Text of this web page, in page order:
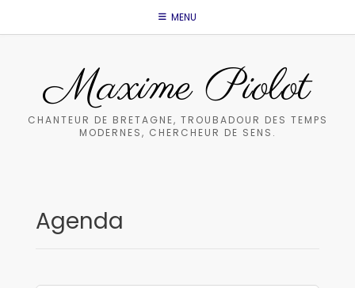
MENU
Maxime Piolot
CHANTEUR DE BRETAGNE, TROUBADOUR DES TEMPS
MODERNES, CHERCHEUR DE SENS.
Agenda